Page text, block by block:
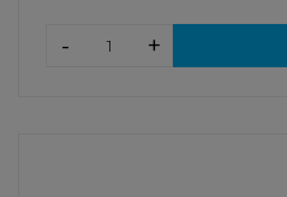
+
-